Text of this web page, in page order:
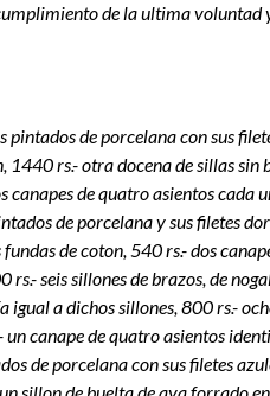
de la ultima voluntad
pintados de porcelana con sus
1440 rs.- otra docena de sillas
canapes de quatro asientos cada
de porcelana y sus filetes
de coton, 540 rs.- dos
rs.- seis sillones de brazos, de
igual a dichos sillones, 800 rs.-
canape de quatro asientos
de porcelana con sus filetes